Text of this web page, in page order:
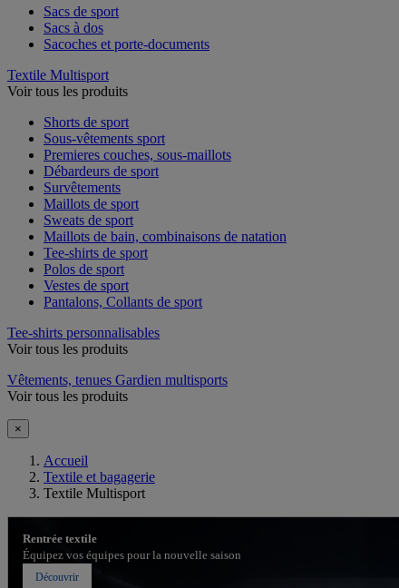
Sacs de sport
Sacs à dos
Sacoches et porte-documents
Textile Multisport
Voir tous les produits
Shorts de sport
Sous-vêtements sport
Premieres couches, sous-maillots
Débardeurs de sport
Survêtements
Maillots de sport
Sweats de sport
Maillots de bain, combinaisons de natation
Tee-shirts de sport
Polos de sport
Vestes de sport
Pantalons, Collants de sport
Tee-shirts personnalisables
Voir tous les produits
Vêtements, tenues Gardien multisports
Voir tous les produits
×
Accueil
Textile et bagagerie
Textile Multisport
Rentrée textile
Équipez vos équipes pour la nouvelle saison
Découvrir